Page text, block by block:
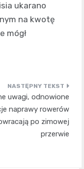
ukarano
na kwotę
mógł
uwagi, odnowione
naprawy rowerów
po zimowej
przerwie